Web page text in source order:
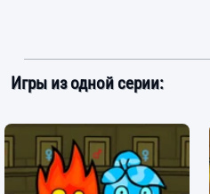
Игры из одной серии: